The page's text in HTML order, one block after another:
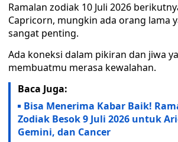
Ramalan zodiak 10 Juli 2026
Capricorn, mungkin ada orang lama
sangat penting.
Ada koneksi dalam pikiran dan jiwa
membuatmu merasa kewalahan.
Baca Juga:
Bisa Menerima Kabar Baik!
Zodiak Besok 9 Juli 2026 untuk
Gemini, dan Cancer